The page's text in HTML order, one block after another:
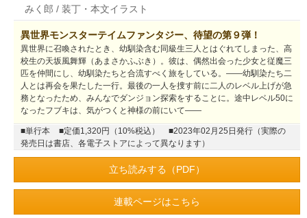
みく郎 / 装丁・本文イラスト
異世界モンスターテイムファンタジー、待望の第９弾！
異世界に召喚されたとき、幼馴染含む同級生三人とはぐれてしまった、高
校生の天坂風舞輝（あまさかふぶき）。彼は、偶然出会った少女と従魔三
匹を仲間にし、幼馴染たちと合流すべく旅をしている。――幼馴染たち二
人とは再会を果たした一行。最後の一人を捜す前に二人のレベル上げが急
務となったため、みんなでダンジョン探索をすることに。途中レベル50に
なったフブキは、気がつくと神様の前にいて――
■単行本 ■定価1,320円（10%税込）
■2023年02月25日発行（実際の
発売日は書店、各電子ストアによって異なります）
立ち読みする（PDF）
連載ページはこちら